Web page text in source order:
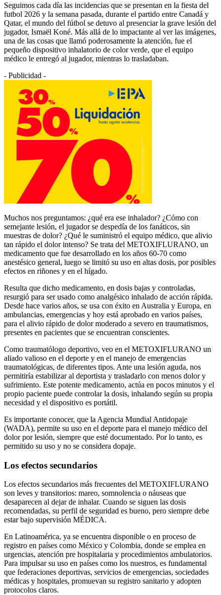
Seguimos cada día las incidencias que se presentan en la fiesta del
futbol 2026 y la semana pasada, durante el partido entre Canadá y
Qatar, el mundo del fútbol se detuvo al presenciar la grave lesión del
jugador, Ismaël Koné. Más allá de lo impactante al ver las imágenes,
una de las cosas que llamó poderosamente la atención, fue el
pequeño dispositivo inhalatorio de color verde, que el equipo
médico le entregó al jugador, mientras lo trasladaban.
- Publicidad -
Muchos nos preguntamos: ¿qué era ese inhalador? ¿Cómo con
semejante lesión, el jugador se despedía de los fanáticos, sin
muestras de dolor? ¿Qué le suministró el equipo médico, que alivio
tan rápido el dolor intenso? Se trata del METOXIFLURANO, un
medicamento que fue desarrollado en los años 60-70 como
anestésico general, luego se limitó su uso en altas dosis, por posibles
efectos en riñones y en el hígado.
Resulta que dicho medicamento, en dosis bajas y controladas,
resurgió para ser usado como analgésico inhalado de acción rápida.
Desde hace varios años, se usa con éxito en Australia y Europa, en
ambulancias, emergencias y hoy está aprobado en varios países,
para el alivio rápido de dolor moderado a severo en traumatismos,
presentes en pacientes que se encuentran conscientes.
Como traumatólogo deportivo, veo en el METOXIFLURANO un
aliado valioso en el deporte y en el manejo de emergencias
traumatológicas, de diferentes tipos. Ante una lesión aguda, nos
permitiría estabilizar al deportista y trasladarlo con menos dolor y
sufrimiento. Este potente medicamento, actúa en pocos minutos y el
propio paciente puede controlar la dosis, inhalando según su propia
necesidad y el dispositivo es portátil.
Es importante conocer, que la Agencia Mundial Antidopaje
(WADA), permite su uso en el deporte para el manejo médico del
dolor por lesión, siempre que esté documentado. Por lo tanto, es
permitido su uso y no se considera dopaje.
Los efectos secundarios
Los efectos secundarios más frecuentes del METOXIFLURANO
son leves y transitorios: mareo, somnolencia o náuseas que
desaparecen al dejar de inhalar. Cuando se siguen las dosis
recomendadas, su perfil de seguridad es bueno, pero siempre debe
estar bajo supervisión MÉDICA.
En Latinoamérica, ya se encuentra disponible o en proceso de
registro en países como México y Colombia, donde se emplea en
urgencias, atención pre hospitalaria y procedimientos ambulatorios.
Para impulsar su uso en países como los nuestros, es fundamental
que federaciones deportivas, servicios de emergencias, sociedades
médicas y hospitales, promuevan su registro sanitario y adopten
protocolos claros.